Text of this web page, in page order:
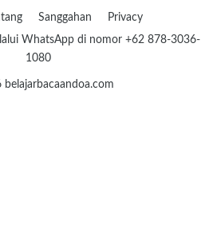
Sanggahan
Privacy
WhatsApp di nomor +62 878-3036-
1080